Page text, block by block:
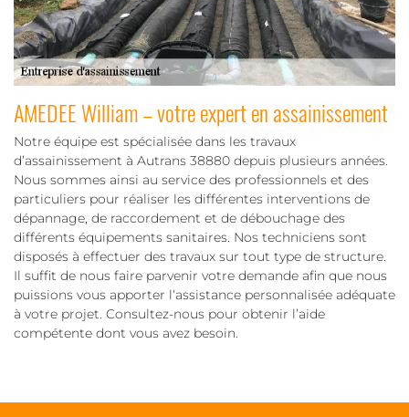
AMEDEE William – votre expert en assainissement
Notre équipe est spécialisée dans les travaux
d’assainissement à Autrans 38880 depuis plusieurs années.
Nous sommes ainsi au service des professionnels et des
particuliers pour réaliser les différentes interventions de
dépannage, de raccordement et de débouchage des
différents équipements sanitaires. Nos techniciens sont
disposés à effectuer des travaux sur tout type de structure.
Il suffit de nous faire parvenir votre demande afin que nous
puissions vous apporter l‘assistance personnalisée adéquate
à votre projet. Consultez-nous pour obtenir l’aide
compétente dont vous avez besoin.